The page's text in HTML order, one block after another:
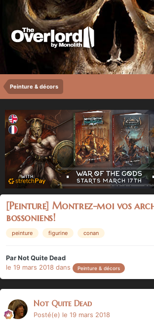
Peinture & décors
[Peinture] Montrez-moi vos
bossoniens!
peinture figurine conan
ParNot Quite Dead
le 19 mars 2018 dans Peinture & décors
Not Quite Dead
Posté(e) le 19 mars 2018